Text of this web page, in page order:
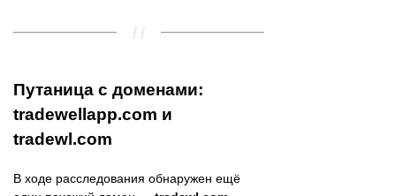
Путаница с доменами:
tradewellapp.com и
tradewl.com
В ходе расследования обнаружен ещё